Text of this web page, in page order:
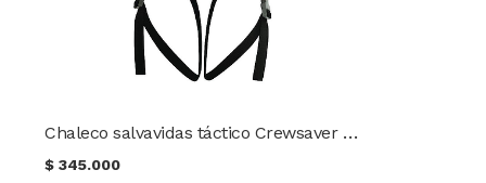
Chaleco salvavidas táctico Crewsaver XTP290 color Coyote
$345.000